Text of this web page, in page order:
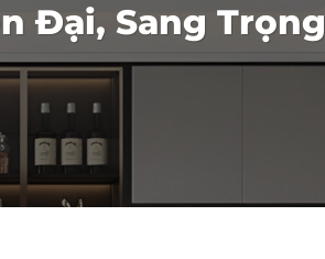
Đại, Sang Trọng